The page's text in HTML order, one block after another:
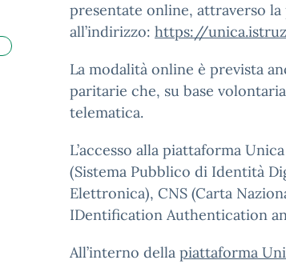
presentate online, attraverso
all’indirizzo: https://
La modalità online è prevista
paritarie che, su base
telematica.
L’accesso alla piattaforma
(Sistema Pubblico di Identità
Elettronica), CNS (Carta
IDentification Authentication
All’interno della piattaforma